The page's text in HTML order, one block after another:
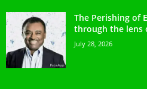
The Perishing of
through the lens
July 28, 2026